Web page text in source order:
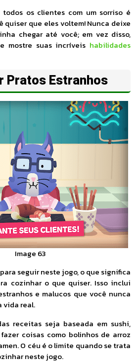
todos os clientes com um sorriso é
quiser que eles voltem! Nunca deixe
chegar até você; em vez disso,
mostre suas incríveis habilidades
Pratos Estranhos
Image 63
seguir neste jogo, o que significa
cozinhar o que quiser. Isso inclui
e malucos que você nunca
vida real.
receitas seja baseada em sushi,
coisas como bolinhos de arroz
O céu é o limite quando se trata
neste jogo.